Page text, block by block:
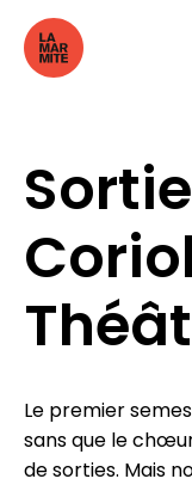
Le premier
sans que le
de sorties. Mais